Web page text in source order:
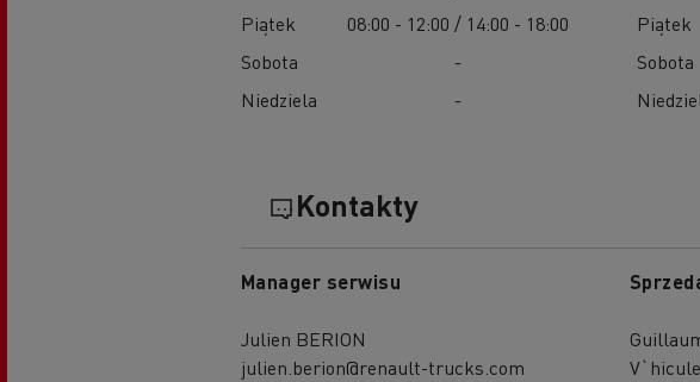
Piątek
08:00 - 12:00 / 14:00 - 18:00
Sobota
-
Niedziela
-
Piątek
Sobota
Kontakty
Manager serwisu
Julien BERION
julien.berion@renault-trucks.com